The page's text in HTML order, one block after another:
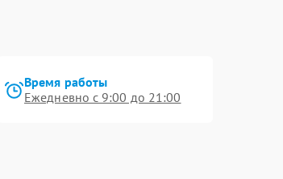
Время работы
Ежедневно с 9:00 до 21:00